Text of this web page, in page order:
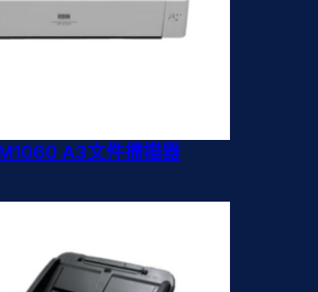
A3文件掃描器